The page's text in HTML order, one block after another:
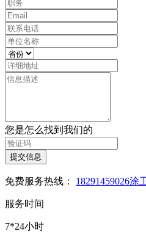
您是怎么找到我们的
提交信息
免费服务热线： 18291459026涂
服务时间
7*24小时